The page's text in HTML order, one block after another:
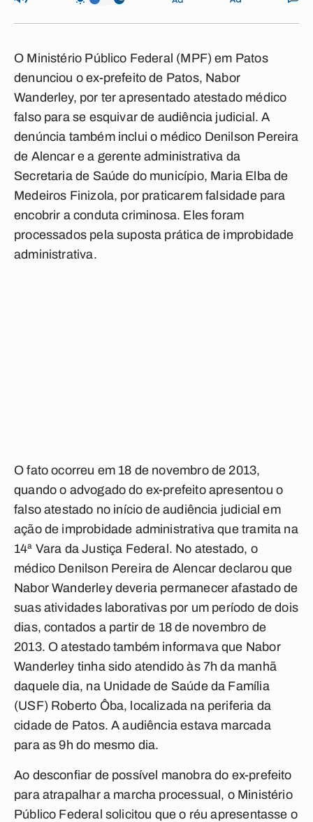
O Ministério Público Federal (MPF) em Patos
denunciou o ex-prefeito de Patos, Nabor
Wanderley, por ter apresentado atestado médico
falso para se esquivar de audiência judicial. A
denúncia também inclui o médico Denilson Pereira
de Alencar e a gerente administrativa da
Secretaria de Saúde do município, Maria Elba de
Medeiros Finizola, por praticarem falsidade para
encobrir a conduta criminosa. Eles foram
processados pela suposta prática de improbidade
administrativa.
O fato ocorreu em 18 de novembro de 2013,
quando o advogado do ex-prefeito apresentou o
falso atestado no início de audiência judicial em
ação de improbidade administrativa que tramita na
14ª Vara da Justiça Federal. No atestado, o
médico Denilson Pereira de Alencar declarou que
Nabor Wanderley deveria permanecer afastado de
suas atividades laborativas por um período de dois
dias, contados a partir de 18 de novembro de
2013. O atestado também informava que Nabor
Wanderley tinha sido atendido às 7h da manhã
daquele dia, na Unidade de Saúde da Família
(USF) Roberto Ôba, localizada na periferia da
cidade de Patos. A audiência estava marcada
para as 9h do mesmo dia.
Ao desconfiar de possível manobra do ex-prefeito
para atrapalhar a marcha processual, o Ministério
Público Federal solicitou que o réu apresentasse o